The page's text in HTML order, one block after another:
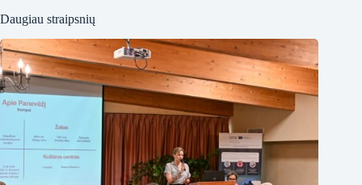
Daugiau straipsnių